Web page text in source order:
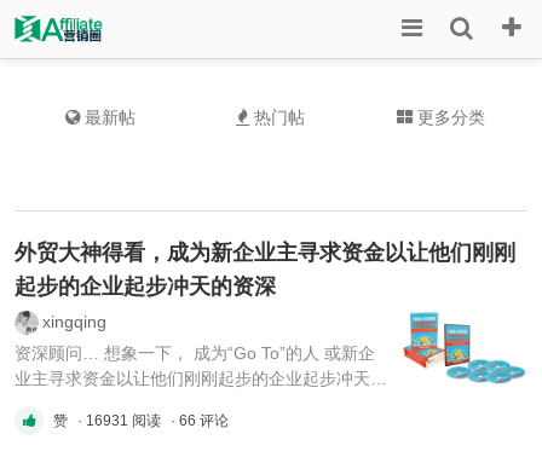
最新帖 热门帖 更多分类
外贸大神得看，成为新企业主寻求资金以让他们刚刚
起步的企业起步冲天的资深
xingqing
资深顾问… 想象一下， 成为“Go To”的人 或新企
业主寻求资金以让他们刚刚起步的企业起步冲天
赞 · 16931 阅读 · 66 评论